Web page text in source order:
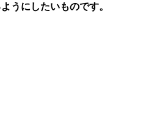
うにしたいものです。